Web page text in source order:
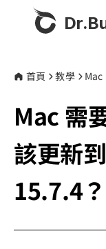
產品
BuhoCleaner
BuhoRepair
商店
部落格
首頁 教學
Mac 需
該更新
15.7.4？